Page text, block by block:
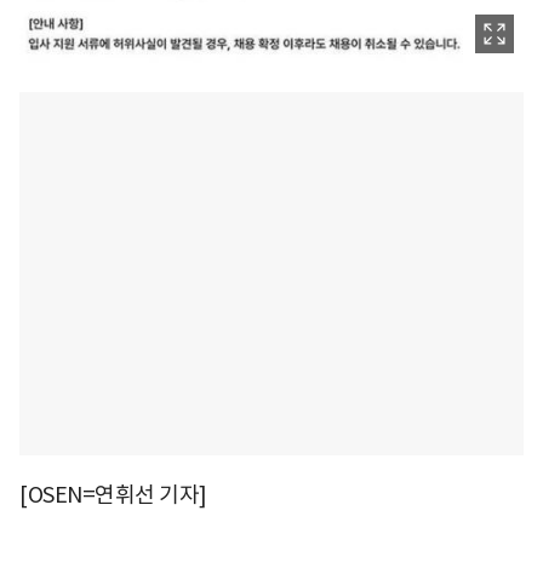
[OSEN=연휘선 기자]